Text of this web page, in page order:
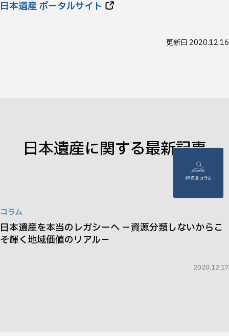
日本遺産 ポータルサイト
更新日 2020.12.16
日本遺産に関する最新記事
コラム
日本遺産を本当のレガシーへ －資源分類しないからこ
そ輝く地域価値のリアル－
2020.12.17